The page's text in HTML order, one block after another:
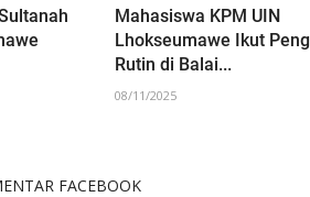
Mahasiswa KPM UIN
Lhokseumawe Ikut
Rutin di Balai...
08/11/2025
FACEBOOK